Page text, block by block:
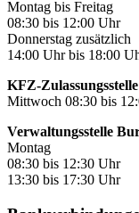
Montag bis Freitag
08:30 bis 12:00 Uhr
Donnerstag zusätzlich
14:00 Uhr bis 18:00
KFZ-
Mittwoch 08:30 bis
Verwaltungsstelle
Montag
08:30 bis 12:30 Uhr
13:30 bis 17:30 Uhr